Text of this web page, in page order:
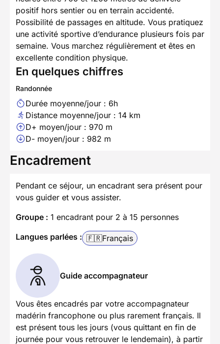
positif hors sentier ou en terrain accidenté.
Possibilité de passages en altitude. Vous pratiquez
une activité sportive d’endurance plusieurs fois par
semaine. Vous marchez régulièrement et êtes en
excellente condition physique.
En quelques chiffres
Randonnée
Durée moyenne/jour : 6h
Distance moyenne/jour : 14 km
D+ moyen/jour : 970 m
D- moyen/jour : 982 m
Encadrement
Pendant ce séjour, un encadrant sera présent pour
vous guider et vous assister.
Groupe : 1 encadrant pour 2 à 15 personnes
Langues parlées : 🇫🇷Français
Guide accompagnateur
Vous êtes encadrés par votre accompagnateur
madérin francophone ou plus rarement français. Il
est présent tous les jours (vous quittant en fin de
journée pour vous retrouver le lendemain), à partir